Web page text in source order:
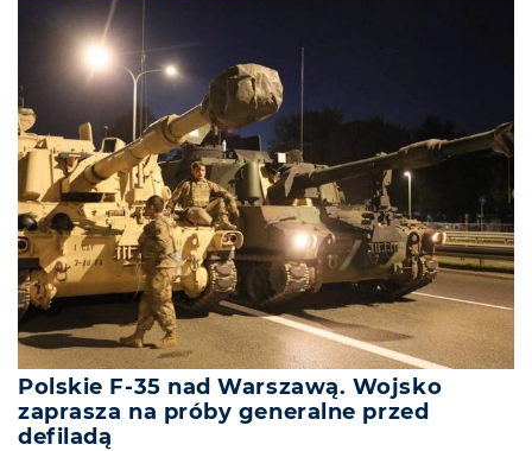
Polskie F-35 nad Warszawą. Wojsko
zaprasza na próby generalne przed
defiladą